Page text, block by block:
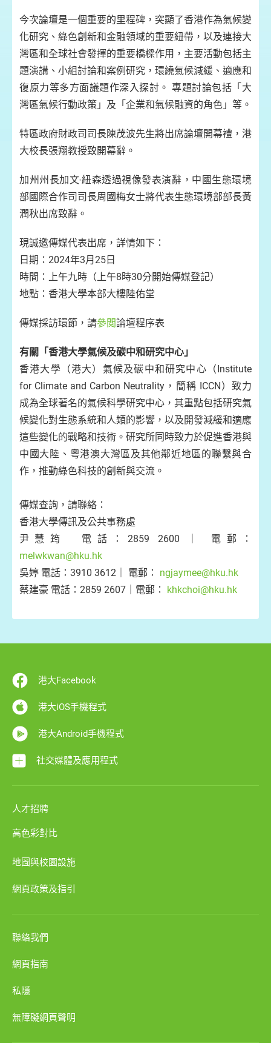
今次論壇是一個重要的里程碑，突顯了香港作為氣候變
化研究、綠色創新和金融領域的重要紐帶，以及連接大
灣區和全球社會發揮的重要橋樑作用，主要活動包括主
題演講、小組討論和案例研究，環繞氣候減緩、適應和
復原力等多方面議題作深入探討。 專題討論包括「大
灣區氣候行動政策」及「企業和氣候融資的角色」等。
特區政府財政司司長陳茂波先生將出席論壇開幕禮，港
大校長張翔教授致開幕辭。
加州州長加文‧紐森透過視像發表演辭，中國生態環境
部國際合作司司長周國梅女士將代表生態環境部部長黃
潤秋出席致辭。
現誠邀傳媒代表出席，詳情如下：
日期：2024年3月25日
時間：上午九時（上午8時30分開始傳媒登記）
地點：香港大學本部大樓陸佑堂
傳媒採訪環節，請參閲論壇程序表
有關「香港大學氣候及碳中和研究中心」
香港大學（港大）氣候及碳中和研究中心（Institute
for Climate and Carbon Neutrality，簡稱 ICCN）致力
成為全球著名的氣候科學研究中心，其重點包括研究氣
候變化對生態系統和人類的影響，以及開發減緩和適應
這些變化的戰略和技術。研究所同時致力於促進香港與
中國大陸、粵港澳大灣區及其他鄰近地區的聯繫與合
作，推動綠色科技的創新與交流。
傳媒查詢，請聯絡：
香港大學傳訊及公共事務處
尹慧筠 電話：2859 2600 ｜ 電郵：
melwkwan@hku.hk
吳婷 電話：3910 3612｜ 電郵： ngjaymee@hku.hk
蔡建豪 電話：2859 2607｜電郵： khkchoi@hku.hk
港大Facebook
港大iOS手機程式
港大Android手機程式
社交媒體及應用程式
人才招聘
高色彩對比
地圖與校園設施
網頁政策及指引
聯絡我們
網頁指南
私隱
無障礙網頁聲明